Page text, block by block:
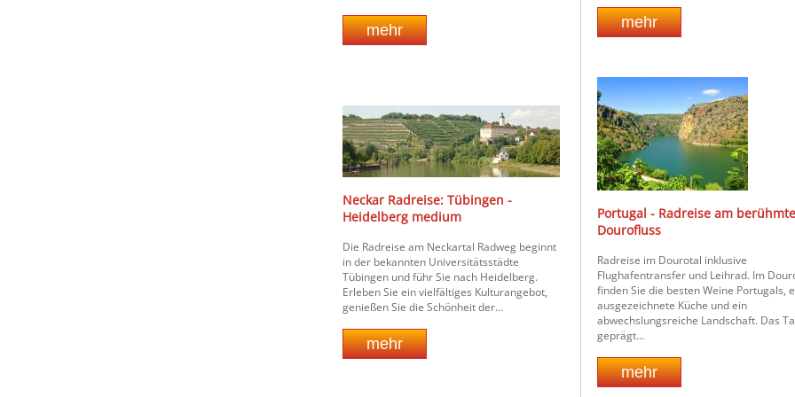
Neckar Radreise: Tübingen -
Heidelberg medium
Die Radreise am Neckartal Radweg beginnt
in der bekannten Universitätsstädte
Tübingen und führ Sie nach Heidelberg.
Erleben Sie ein vielfältiges Kulturangebot,
genießen Sie die Schönheit der...
Portugal - Radreise am
Dourofluss
Radreise im Dourotal inklusive
Flughafentransfer und Leihrad. Im
finden Sie die besten Weine Portugals,
ausgezeichnete Küche und ein
abwechslungsreiche Landschaft. Das
geprägt...